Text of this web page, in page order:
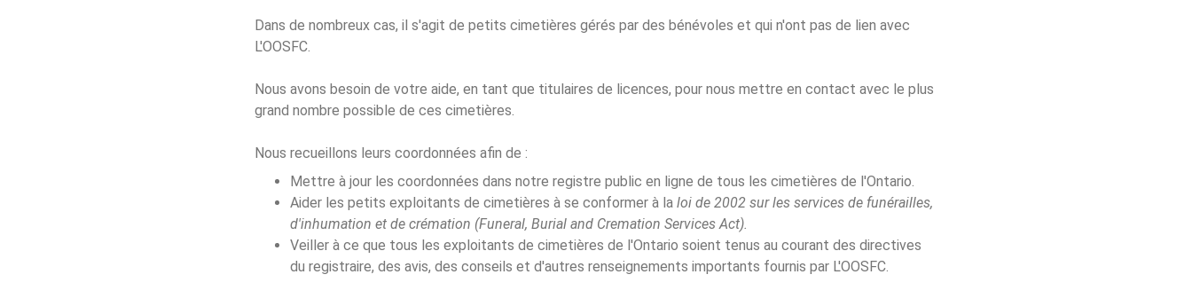
Dans de nombreux cas, il s'agit de petits cimetières gérés par des bénévoles et qui n'ont pas de lien avec
L'OOSFC.
Nous avons besoin de votre aide, en tant que titulaires de licences, pour nous mettre en contact avec le plus
grand nombre possible de ces cimetières.
Nous recueillons leurs coordonnées afin de :
Mettre à jour les coordonnées dans notre registre public en ligne de tous les cimetières de l'Ontario.
Aider les petits exploitants de cimetières à se conformer à la loi de 2002 sur les services de funérailles,
d'inhumation et de crémation (Funeral, Burial and Cremation Services Act).
Veiller à ce que tous les exploitants de cimetières de l'Ontario soient tenus au courant des directives
du registraire, des avis, des conseils et d'autres renseignements importants fournis par L'OOSFC.